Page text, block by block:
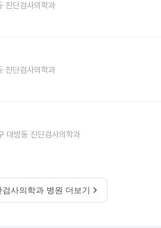
진단검사의학과
진단검사의학과
대방동 진단검사의학과
사의학과 병원 더보기